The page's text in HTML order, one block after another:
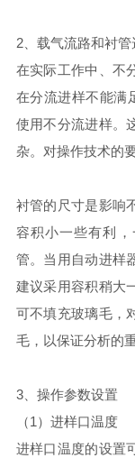
2、载气流路和衬管
在实际工作中、不
在分流进样不能满
使用不分流进样。
杂。对操作技术的
衬管的尺寸是影响
容积小一些有利
管。当用自动进样
建议采用容积稍大
可不填充玻璃毛，
毛，以保证分析的
3、操作参数设置
（1）进样口温度
进样口温度的设置